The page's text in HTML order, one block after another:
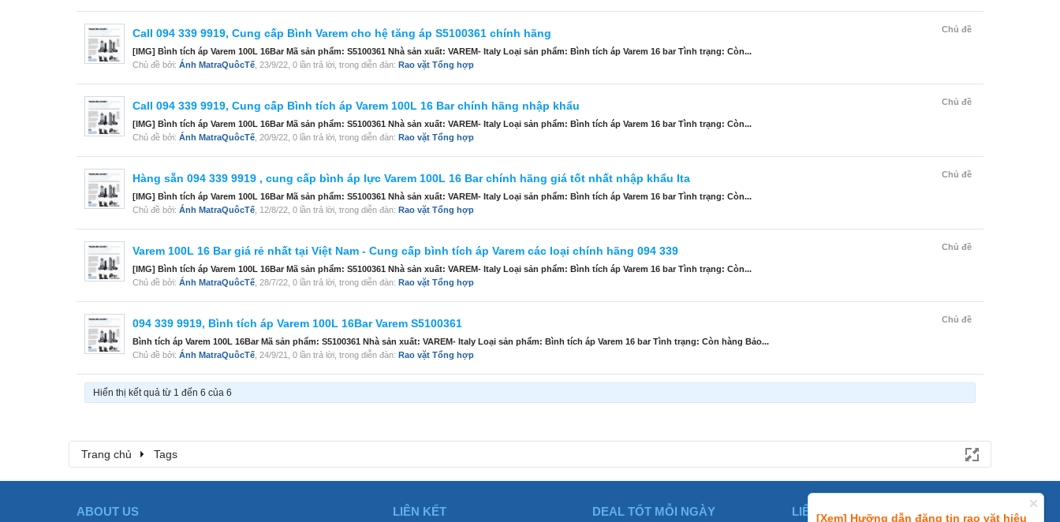
[Xem] Hưỡng dẫn đăng tin rao vặt hiệu
Chủ đề
Call 094 339 9919, Cung cấp Bình Varem cho hệ tăng áp S5100361 chính hãng
[IMG] Bình tích áp Varem 100L 16Bar Mã sản phẩm: S5100361 Nhà sản xuất: VAREM- Italy Loại sản phẩm: Bình tích áp Varem 16 bar Tình trạng: Còn...
Chủ đề bởi: Ánh MatraQuôcTế 23/9/22 , 0 lần trả lời, trong diễn đàn: Rao vặt Tổng hợp
Chủ đề
Call 094 339 9919, Cung cấp Bình tích áp Varem 100L 16 Bar chính hãng nhập khẩu
[IMG] Bình tích áp Varem 100L 16Bar Mã sản phẩm: S5100361 Nhà sản xuất: VAREM- Italy Loại sản phẩm: Bình tích áp Varem 16 bar Tình trạng: Còn...
Chủ đề bởi: Ánh MatraQuôcTế 20/9/22 , 0 lần trả lời, trong diễn đàn: Rao vặt Tổng hợp
Chủ đề
Hàng sẵn 094 339 9919 , cung cấp bình áp lực Varem 100L 16 Bar chính hãng giá tốt nhất nhập khẩu Ita
[IMG] Bình tích áp Varem 100L 16Bar Mã sản phẩm: S5100361 Nhà sản xuất: VAREM- Italy Loại sản phẩm: Bình tích áp Varem 16 bar Tình trạng: Còn...
Chủ đề bởi: Ánh MatraQuôcTế 12/8/22 , 0 lần trả lời, trong diễn đàn: Rao vặt Tổng hợp
Chủ đề
Varem 100L 16 Bar giá rẻ nhất tại Việt Nam - Cung cấp bình tích áp Varem các loại chính hãng 094 339
[IMG] Bình tích áp Varem 100L 16Bar Mã sản phẩm: S5100361 Nhà sản xuất: VAREM- Italy Loại sản phẩm: Bình tích áp Varem 16 bar Tình trạng: Còn...
Chủ đề bởi: Ánh MatraQuôcTế 28/7/22 , 0 lần trả lời, trong diễn đàn: Rao vặt Tổng hợp
Chủ đề
094 339 9919, Bình tích áp Varem 100L 16Bar Varem S5100361
Bình tích áp Varem 100L 16Bar Mã sản phẩm: S5100361 Nhà sản xuất: VAREM- Italy Loại sản phẩm: Bình tích áp Varem 16 bar Tình trạng: Còn hàng Bảo...
Chủ đề bởi: Ánh MatraQuôcTế 24/9/21 , 0 lần trả lời, trong diễn đàn: Rao vặt Tổng hợp
Hiển thị kết quả từ 1 đến 6 của 6
Trang chủ Tags
ABOUT US LIÊN KẾT DEAL TỐT MỖI NGÀY LIÊN HỆ